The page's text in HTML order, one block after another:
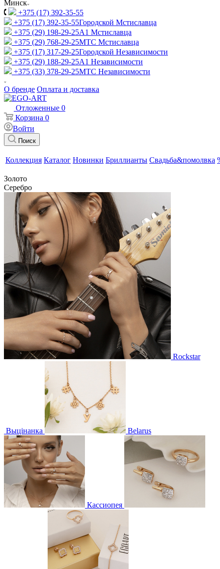
Минск
+375 (17) 392-35-55
+375 (17) 392-35-55Городской Мстиславца
+375 (29) 198-29-25A1 Мстиславца
+375 (29) 768-29-25МТС Мстиславца
+375 (17) 317-29-25Городской Независимости
+375 (29) 188-29-25A1 Независимости
+375 (33) 378-29-25МТС Независимости
О бренде Оплата и доставка
Отложенные 0
Корзина 0
Войти
Поиск
Коллекция Каталог Новинки Бриллианты Свадьба&помолвка
Золото
Серебро
Rockstar
Выцінанка Belarus
Кассиопея